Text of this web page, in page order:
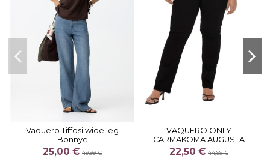
Vaquero Tiffosi wide leg
Bonnye
25,00 € 49,99 €
VAQUERO ONLY
CARMAKOMA AUGUSTA
22,50 € 44,99 €